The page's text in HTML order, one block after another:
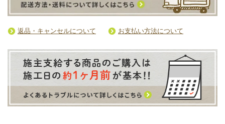
返品・キャンセルについて お支払い方法について